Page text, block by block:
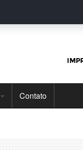
Contato